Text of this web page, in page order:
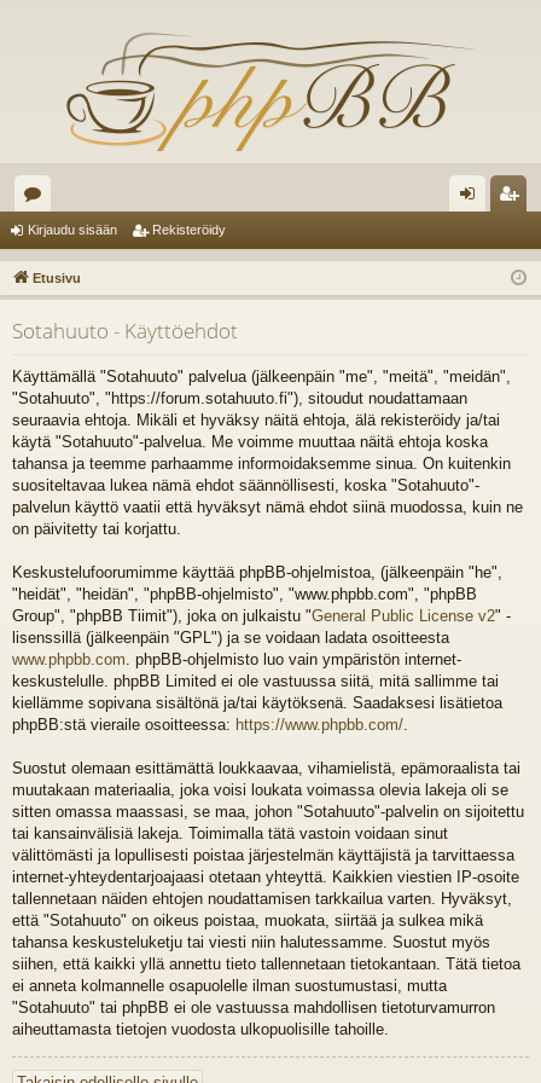
es
ku
st
el
ua
ee
t
au
du
sä
än
ist
er
dy
Kirjaudu sisään Rekisteröidy
Etusivu
Sotahuuto - Käyttöehdot
Käyttämällä "Sotahuuto" palvelua (jälkeenpäin "me", "meitä", "meidän",
"Sotahuuto", "https://forum.sotahuuto.fi"), sitoudut noudattamaan
seuraavia ehtoja. Mikäli et hyväksy näitä ehtoja, älä rekisteröidy ja/tai
käytä "Sotahuuto"-palvelua. Me voimme muuttaa näitä ehtoja koska
tahansa ja teemme parhaamme informoidaksemme sinua. On kuitenkin
suositeltavaa lukea nämä ehdot säännöllisesti, koska "Sotahuuto"-
palvelun käyttö vaatii että hyväksyt nämä ehdot siinä muodossa, kuin ne
on päivitetty tai korjattu.
Keskustelufoorumimme käyttää phpBB-ohjelmistoa, (jälkeenpäin "he",
"heidät", "heidän", "phpBB-ohjelmisto", "www.phpbb.com", "phpBB
Group", "phpBB Tiimit"), joka on julkaistu "General Public License v2" -
lisenssillä (jälkeenpäin "GPL") ja se voidaan ladata osoitteesta
www.phpbb.com . phpBB-ohjelmisto luo vain ympäristön internet-
keskustelulle. phpBB Limited ei ole vastuussa siitä, mitä sallimme tai
kiellämme sopivana sisältönä ja/tai käytöksenä. Saadaksesi lisätietoa
phpBB:stä vieraile osoitteessa: https://www.phpbb.com/
Suostut olemaan esittämättä loukkaavaa, vihamielistä, epämoraalista tai
muutakaan materiaalia, joka voisi loukata voimassa olevia lakeja oli se
sitten omassa maassasi, se maa, johon "Sotahuuto"-palvelin on sijoitettu
tai kansainvälisiä lakeja. Toimimalla tätä vastoin voidaan sinut
välittömästi ja lopullisesti poistaa järjestelmän käyttäjistä ja tarvittaessa
internet-yhteydentarjoajaasi otetaan yhteyttä. Kaikkien viestien IP-osoite
tallennetaan näiden ehtojen noudattamisen tarkkailua varten. Hyväksyt,
että "Sotahuuto" on oikeus poistaa, muokata, siirtää ja sulkea mikä
tahansa keskusteluketju tai viesti niin halutessamme. Suostut myös
siihen, että kaikki yllä annettu tieto tallennetaan tietokantaan. Tätä tietoa
ei anneta kolmannelle osapuolelle ilman suostumustasi, mutta
"Sotahuuto" tai phpBB ei ole vastuussa mahdollisen tietoturvamurron
aiheuttamasta tietojen vuodosta ulkopuolisille tahoille.